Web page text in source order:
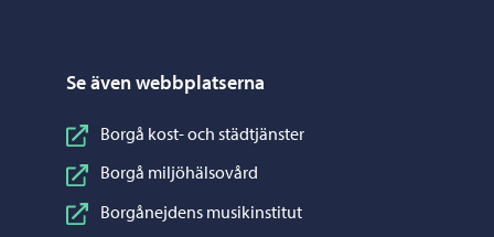
Se även webbplatserna
Borgå kost- och städtjänster
Borgå miljöhälsovård
Borgånejdens musikinstitut